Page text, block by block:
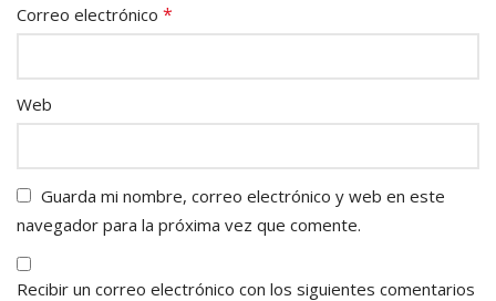
Correo electrónico *
Web
Guarda mi nombre, correo electrónico y web en este
navegador para la próxima vez que comente.
Recibir un correo electrónico con los siguientes comentarios